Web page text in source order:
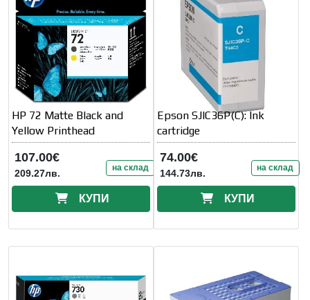
HP 72 Matte Black and
Yellow Printhead
107.00€
209.27лв. на склад
КУПИ
Epson SJIC36P(C): Ink
cartridge
74.00€
144.73лв. на склад
КУПИ